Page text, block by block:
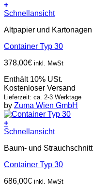
+
Schnellansicht
Altpapier und Kartonagen
Container Typ 30
378,00€ inkl. MwSt
Enthält 10% USt.
Kostenloser Versand
Lieferzeit: ca. 2-3 Werktage
by Zuma Wien GmbH
+
Schnellansicht
Baum- und Strauchschnitt
Container Typ 30
686,00€ inkl. MwSt